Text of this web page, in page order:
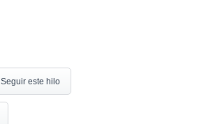
Seguir este hilo